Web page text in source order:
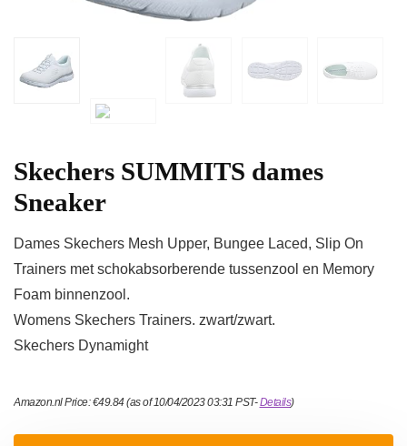
Skechers SUMMITS dames
Sneaker
Dames Skechers Mesh Upper, Bungee Laced, Slip On
Trainers met schokabsorberende tussenzool en Memory
Foam binnenzool.
Womens Skechers Trainers. zwart/zwart.
Skechers Dynamight
Amazon.nl Price:€49.84(as of 10/04/2023 03:31 PST-Details)